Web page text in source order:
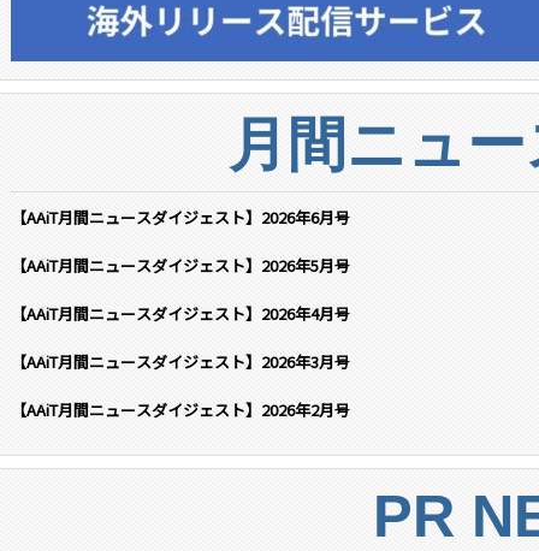
月間ニュ
【AAiT月間ニュースダイジェスト】2026年6月号
【AAiT月間ニュースダイジェスト】2026年5月号
【AAiT月間ニュースダイジェスト】2026年4月号
【AAiT月間ニュースダイジェスト】2026年3月号
【AAiT月間ニュースダイジェスト】2026年2月号
PR